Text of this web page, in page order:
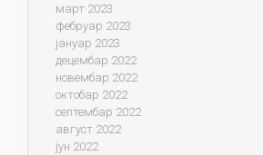
март 2023
фебруар 2023
јануар 2023
децембар 2022
новембар 2022
октобар 2022
септембар 2022
август 2022
јун 2022